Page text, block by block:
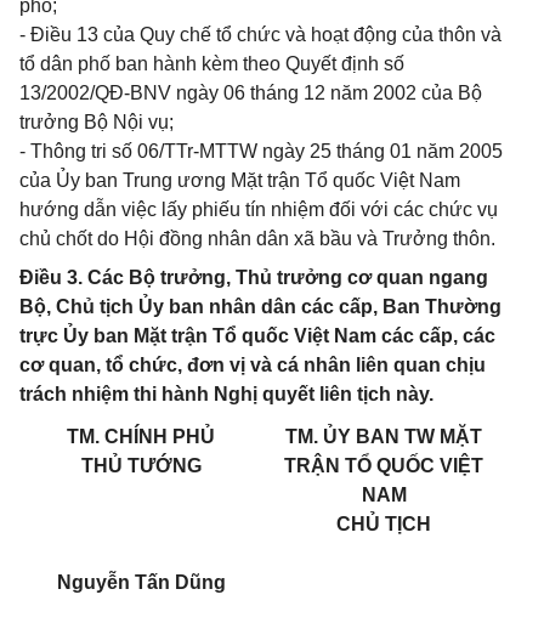
phố;
- Điều 13 của Quy chế tổ chức và hoạt động của thôn và
tổ dân phố ban hành kèm theo Quyết định số
13/2002/QĐ-BNV ngày 06 tháng 12 năm 2002 của Bộ
trưởng Bộ Nội vụ;
- Thông tri số 06/TTr-MTTW ngày 25 tháng 01 năm 2005
của Ủy ban Trung ương Mặt trận Tổ quốc Việt Nam
hướng dẫn việc lấy phiếu tín nhiệm đối với các chức vụ
chủ chốt do Hội đồng nhân dân xã bầu và Trưởng thôn.
Điều 3. Các Bộ trưởng, Thủ trưởng cơ quan ngang
Bộ, Chủ tịch Ủy ban nhân dân các cấp, Ban Thường
trực Ủy ban Mặt trận Tổ quốc Việt Nam các cấp, các
cơ quan, tổ chức, đơn vị và cá nhân liên quan chịu
trách nhiệm thi hành Nghị quyết liên tịch này.
TM. CHÍNH PHỦ
THỦ TƯỚNG
Nguyễn Tấn Dũng
TM. ỦY BAN TW MẶT
TRẬN TỔ QUỐC VIỆT
NAM
CHỦ TỊCH